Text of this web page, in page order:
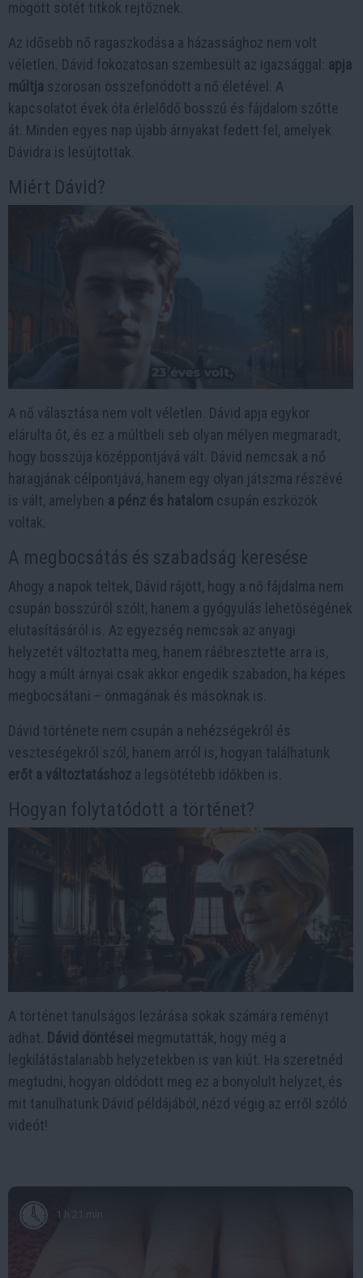
mögött sötét titkok rejtőznek.
Az idősebb nő ragaszkodása a házassághoz nem volt
véletlen. Dávid fokozatosan szembesült az igazsággal: apja
múltja szorosan összefonódott a nő életével. A
kapcsolatot évek óta érlelődő bosszú és fájdalom szőtte
át. Minden egyes nap újabb árnyakat fedett fel, amelyek
Dávidra is lesújtottak.
Miért Dávid?
A nő választása nem volt véletlen. Dávid apja egykor
elárulta őt, és ez a múltbeli seb olyan mélyen megmaradt,
hogy bosszúja középpontjává vált. Dávid nemcsak a nő
haragjának célpontjává, hanem egy olyan játszma részévé
is vált, amelyben a pénz és hatalom csupán eszközök
voltak.
A megbocsátás és szabadság keresése
Ahogy a napok teltek, Dávid rájött, hogy a nő fájdalma nem
csupán bosszúról szólt, hanem a gyógyulás lehetőségének
elutasításáról is. Az egyezség nemcsak az anyagi
helyzetét változtatta meg, hanem ráébresztette arra is,
hogy a múlt árnyai csak akkor engedik szabadon, ha képes
megbocsátani – önmagának és másoknak is.
Dávid története nem csupán a nehézségekről és
veszteségekről szól, hanem arról is, hogyan találhatunk
erőt a változtatáshoz a legsötétebb időkben is.
Hogyan folytatódott a történet?
A történet tanulságos lezárása sokak számára reményt
adhat.
Dávid döntései megmutatták, hogy még a
legkilátástalanabb helyzetekben is van kiút. Ha szeretnéd
megtudni, hogyan oldódott meg ez a bonyolult helyzet, és
mit tanulhatunk Dávid példájából, nézd végig az erről szóló
videót!
1 h 21 min